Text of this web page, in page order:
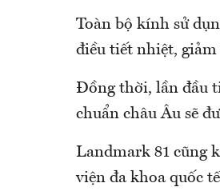
Toàn bộ kính sử
điều tiết nhiệt,
Đồng thời, lần đầu
chuẩn châu Âu sẽ
Landmark 81 cũng
viện đa khoa quốc